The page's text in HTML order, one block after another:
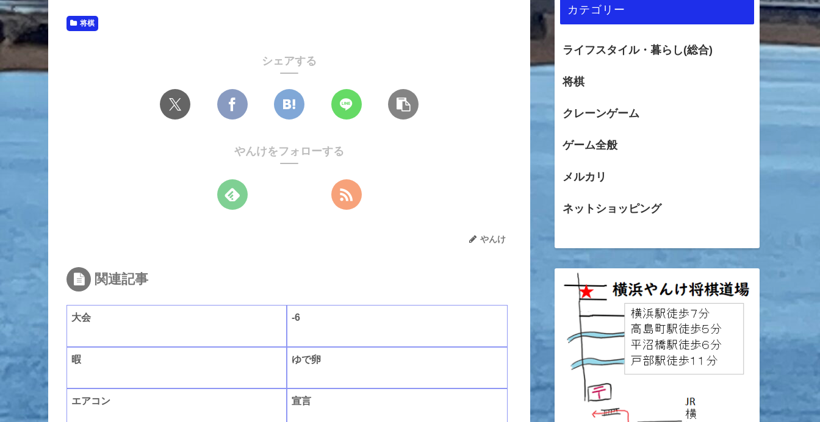
将棋
シェアする
やんけをフォローする
やんけ
関連記事
大会 -6
暇 ゆで卵
エアコン 宣言
カテゴリー
ライフスタイル・暮らし(総合)
将棋
クレーンゲーム
ゲーム全般
メルカリ
ネットショッピング